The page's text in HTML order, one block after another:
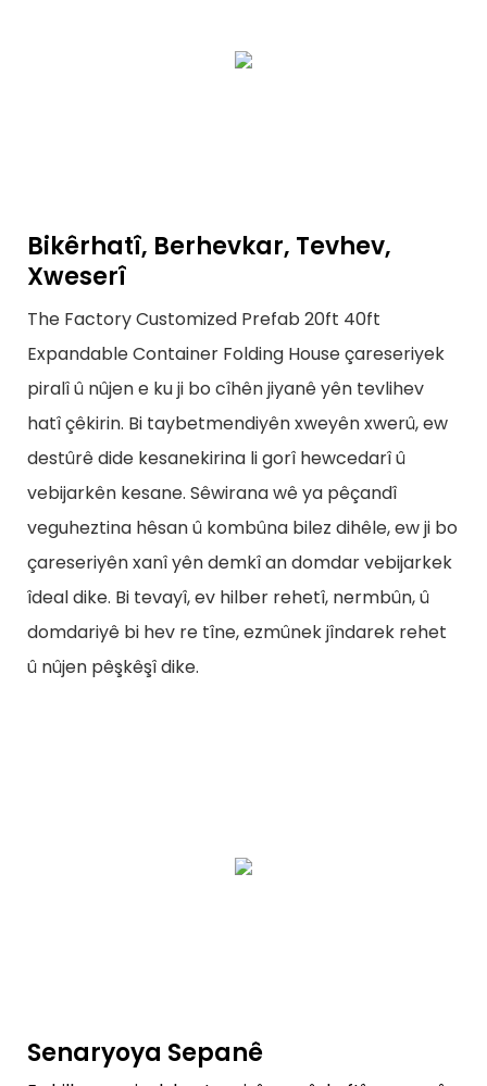
Bikêrhatî, Berhevkar, Tevhev,
Xweserî
The Factory Customized Prefab 20ft 40ft
Expandable Container Folding House çareseriyek
piralî û nûjen e ku ji bo cîhên jiyanê yên tevlihev
hatî çêkirin. Bi taybetmendiyên xweyên xwerû, ew
destûrê dide kesanekirina li gorî hewcedarî û
vebijarkên kesane. Sêwirana wê ya pêçandî
veguheztina hêsan û kombûna bilez dihêle, ew ji bo
çareseriyên xanî yên demkî an domdar vebijarkek
îdeal dike. Bi tevayî, ev hilber rehetî, nermbûn, û
domdariyê bi hev re tîne, ezmûnek jîndarek rehet
û nûjen pêşkêşî dike.
Senaryoya Sepanê